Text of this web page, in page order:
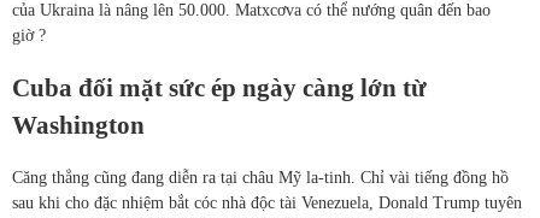
của Ukraina là nâng lên 50.000. Matxcơva có thể nướng quân đến bao
giờ ?
Cuba đối mặt sức ép ngày càng lớn từ
Washington
Căng thẳng cũng đang diễn ra tại châu Mỹ la-tinh. Chỉ vài tiếng đồng hồ
sau khi cho đặc nhiệm bắt cóc nhà độc tài Venezuela, Donald Trump tuyên